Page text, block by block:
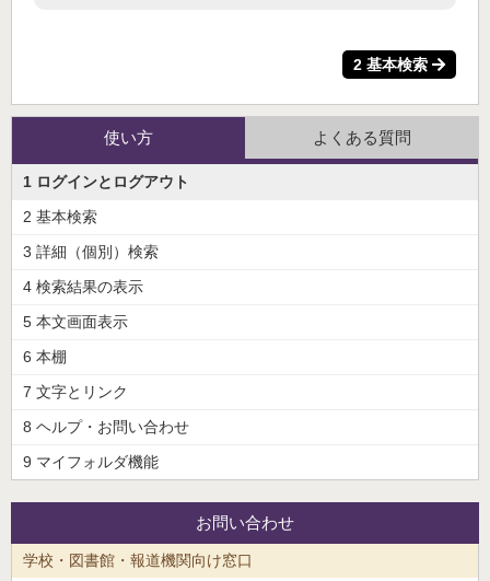
2 基本検索
使い方 よくある質問
1 ログインとログアウト
2 基本検索
3 詳細（個別）検索
4 検索結果の表示
5 本文画面表示
6 本棚
7 文字とリンク
8 ヘルプ・お問い合わせ
9 マイフォルダ機能
お問い合わせ
学校・図書館・報道機関向け窓口